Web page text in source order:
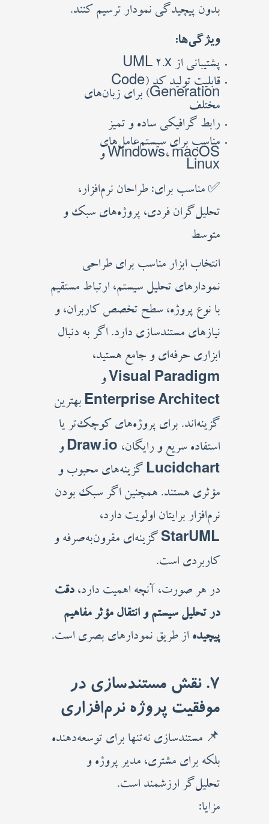
بدون پیچیدگی نمودار ترسیم کنند.
ویژگی‌ها:
پشتیبانی از UML 2.x
قابلیت تولید کد (Code
Generation) برای زبان‌های
مختلف
رابط گرافیکی ساده و تمیز
مناسب برای سیستم‌عامل‌های
Windows، macOS و
Linux
✅ مناسب برای: طراحان نرم‌افزار،
تحلیل‌گران فردی، پروژه‌های سبک و
متوسط
انتخاب ابزار مناسب برای طراحی
نمودارهای تحلیل سیستم، ارتباط مستقیم
با نوع پروژه، سطح تخصص کاربران، و
نیازهای مستندسازی دارد. اگر به دنبال
ابزاری حرفه‌ای و جامع هستید،
Visual Paradigm و
Enterprise Architect بهترین
گزینه‌اند. برای پروژه‌های کوچک‌تر یا
استفاده سریع و رایگان، Draw.io و
Lucidchart گزینه‌های محبوب و
مؤثری هستند. همچنین اگر سبک بودن
نرم‌افزار برایتان اولویت دارد،
StarUML گزینه‌ای مقرون‌به‌صرفه و
کاربردی است.
در هر صورت، آنچه اهمیت دارد،دقت
در تحلیل سیستم و انتقال مؤثر مفاهیم
پیچیده از طریق نمودارهای بصری است.
7. نقش مستندسازی در
موفقیت پروژه نرم‌افزاری
📌 مستندسازی نه‌تنها برای توسعه‌دهنده
بلکه برای مشتری، مدیر پروژه و
تحلیل‌گر ارزشمند است.
مزایا: